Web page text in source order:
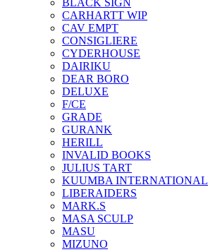
BLACK SIGN
CARHARTT WIP
CAV EMPT
CONSIGLIERE
CYDERHOUSE
DAIRIKU
DEAR BORO
DELUXE
F/CE
GRADE
GURANK
HERILL
INVALID BOOKS
JULIUS TART
KUUMBA INTERNATIONAL
LIBERAIDERS
MARK.S
MASA SCULP
MASU
MIZUNO